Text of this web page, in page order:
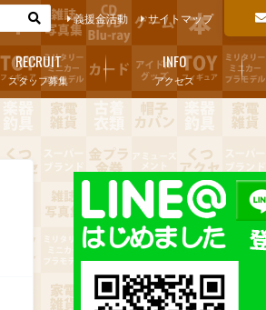
義援金活動 サイトマップ
スタッフ募集
RECRUIT
アクセス
INFO